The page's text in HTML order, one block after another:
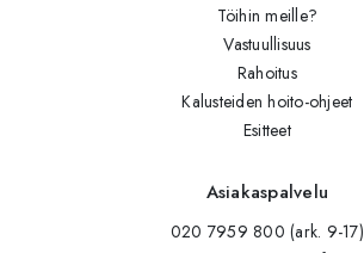
Töihin meille?
Vastuullisuus
Rahoitus
Kalusteiden hoito-ohjeet
Esitteet
Asiakaspalvelu
020 7959 800 (ark. 9-17)